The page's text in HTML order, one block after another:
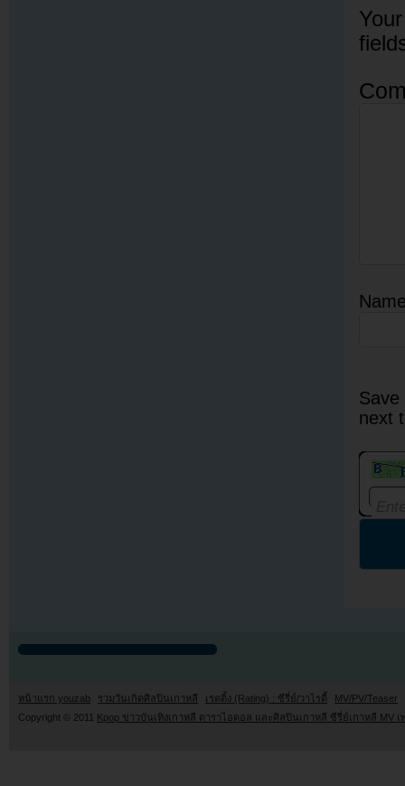
next
หน้าแรก youzab รวมวันเกิดศิลปินเกาหลี เรตติ้ง (Rating) : ซีรี่ย์/วาไรตี้
MV/PV/Teaser
Copyright © 2011 Kpop ข่าวบันเทิงเกาหลี ดาราไอดอล และศิลปินเกาหลี ซีรี่ย์เกาหลี MV